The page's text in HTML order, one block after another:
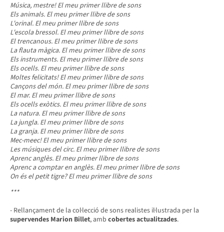
Música, mestre! El meu primer llibre de sons
Els animals. El meu primer llibre de sons
L'orinal. El meu primer llibre de sons
L'escola bressol. El meu primer llibre de sons
El trencanous. El meu primer llibre de sons
La flauta màgica. El meu primer llibre de sons
Els instruments. El meu primer llibre de sons
Els ocells. El meu primer llibre de sons
Moltes felicitats! El meu primer llibre de sons
Cançons del món. El meu primer llibre de sons
El mar. El meu primer llibre de sons
Els ocells exòtics. El meu primer llibre de sons
La natura. El meu primer llibre de sons
La jungla. El meu primer llibre de sons
La granja. El meu primer llibre de sons
Mec-meec! El meu primer llibre de sons
Les músiques del circ. El meu primer llibre de sons
Aprenc anglès. El meu primer llibre de sons
Aprenc a comptar en anglès. El meu primer llibre de sons
On és el petit tigre? El meu primer llibre de sons
***
- Rellançament de la col·lecció de sons realistes il·lustrada per la
supervendes Marion Billet, amb cobertes actualitzades.